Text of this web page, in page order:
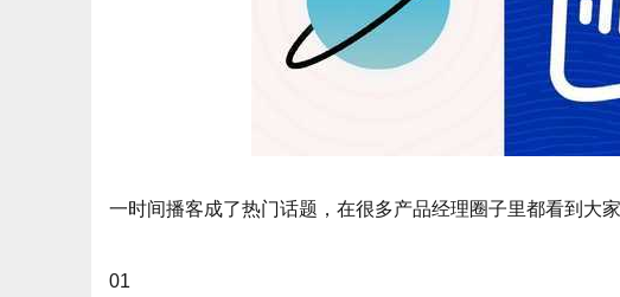
一时间播客成了热门话题，在很多产品经理圈子里都看到大
01